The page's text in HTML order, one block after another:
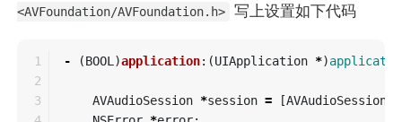
<AVFoundation/AVFoundation.h>
写上设置如下代码
1
2
3
- (BOOL)application:(UIApplication *)
AVAudioSession *session = [AVAudioSession